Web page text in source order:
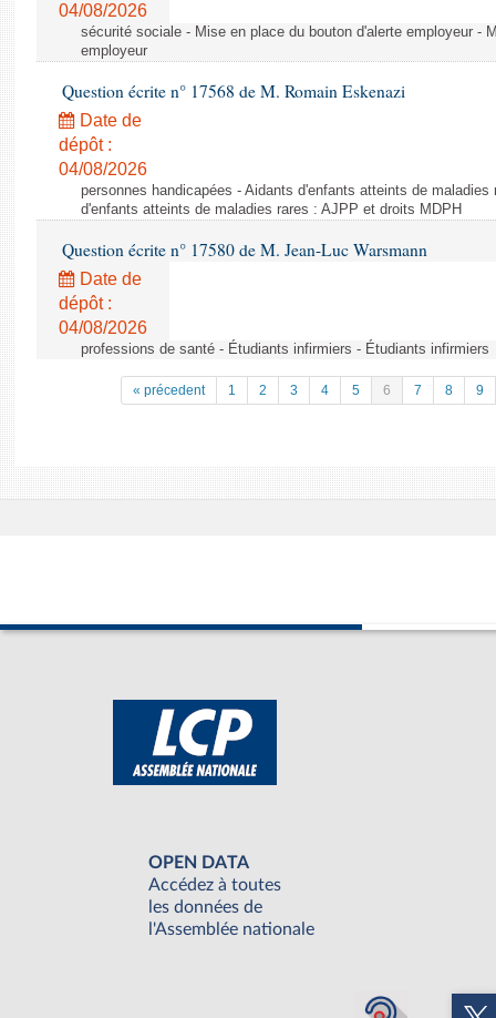
04/08/2026
sécurité sociale - Mise en place du bouton d'alerte employeur -
employeur
Question écrite n° 17568 de M. Romain Eskenazi
Date de
dépôt :
04/08/2026
personnes handicapées - Aidants d'enfants atteints de
d'enfants atteints de maladies rares : AJPP et droits MDPH
Question écrite n° 17580 de M. Jean-Luc Warsmann
Date de
dépôt :
04/08/2026
professions de santé - Étudiants infirmiers - Étudiants infirmiers
« précedent 1 2 3 4 5 6 7 8 9
OPEN DATA
Accédez à toutes
les données de
l'Assemblée nationale